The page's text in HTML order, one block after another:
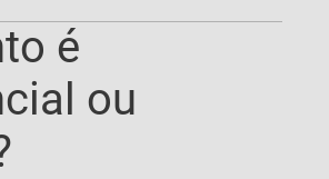
é
ou